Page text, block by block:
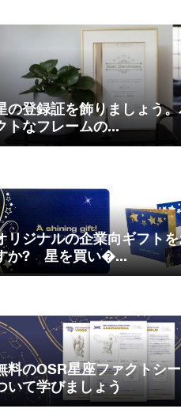
の登録証を飾りましょう
トなフレームの...
リジナルの企業向ギフト
か? 星を買い�...
料のOSR星座ファクトシ
いて学びましょう